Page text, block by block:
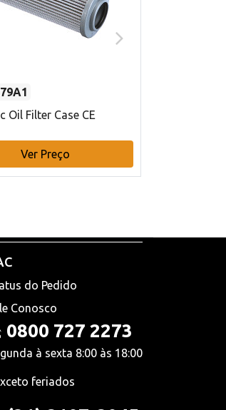
Oil Filter Case CE
Ver Preço
do Pedido
Conosco
0800 727 2273
à sexta 8:00 às 18:00
feriados